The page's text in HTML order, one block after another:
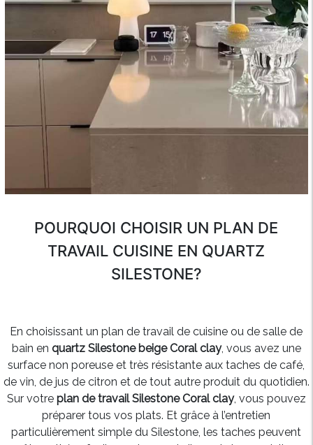
POURQUOI CHOISIR UN PLAN DE
TRAVAIL CUISINE EN QUARTZ
SILESTONE?
En choisissant un plan de travail de cuisine ou de salle de
bain en quartz Silestone beige Coral clay, vous avez une
surface non poreuse et très résistante aux taches de café,
de vin, de jus de citron et de tout autre produit du quotidien.
Sur votre plan de travail Silestone Coral clay, vous pouvez
préparer tous vos plats. Et grâce à l’entretien
particulièrement simple du Silestone, les taches peuvent